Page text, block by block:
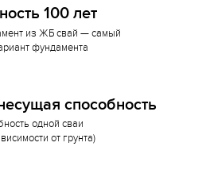
100 лет
из ЖБ свай — самый
фундамента
способность
одной сваи
от грунта)